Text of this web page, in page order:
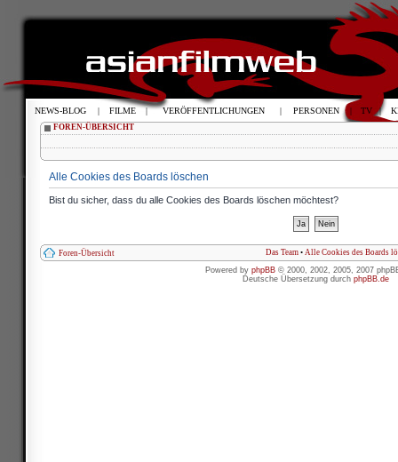
FOREN-ÜBERSICHT
Alle Cookies des Boards löschen
Bist du sicher, dass du alle Cookies des Boards löschen möchtest?
Foren-Übersicht Das Team • Alle Cookies des Boards
Powered by phpBB © 2000, 2002, 2005, 2007
Deutsche Übersetzung durch phpBB.de
NEWS-BLOG | FILME | VERÖFFENTLICHUNGEN | PERSONEN | TV |